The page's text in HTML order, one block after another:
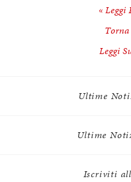
« Leggi
Leggi
Ultime
Ultime
Iscriviti